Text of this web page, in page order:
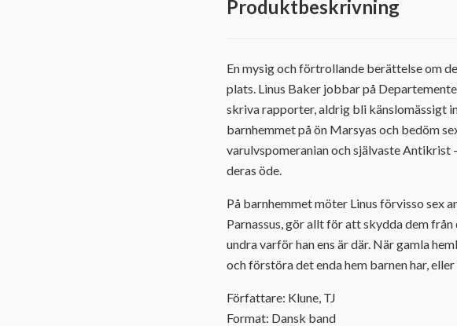
Produktbeskrivning
En mysig och förtrollande berättelse om
plats. Linus Baker jobbar på
skriva rapporter, aldrig bli känslomässigt
barnhemmet på ön Marsyas och bedöm
varulvspomeranian och självaste Antikrist
deras öde.
På barnhemmet möter Linus förvisso sex
Parnassus, gör allt för att skydda dem
undra varför han ens är där. När gamla
och förstöra det enda hem barnen har,
Författare: Klune, TJ
Format: Dansk band